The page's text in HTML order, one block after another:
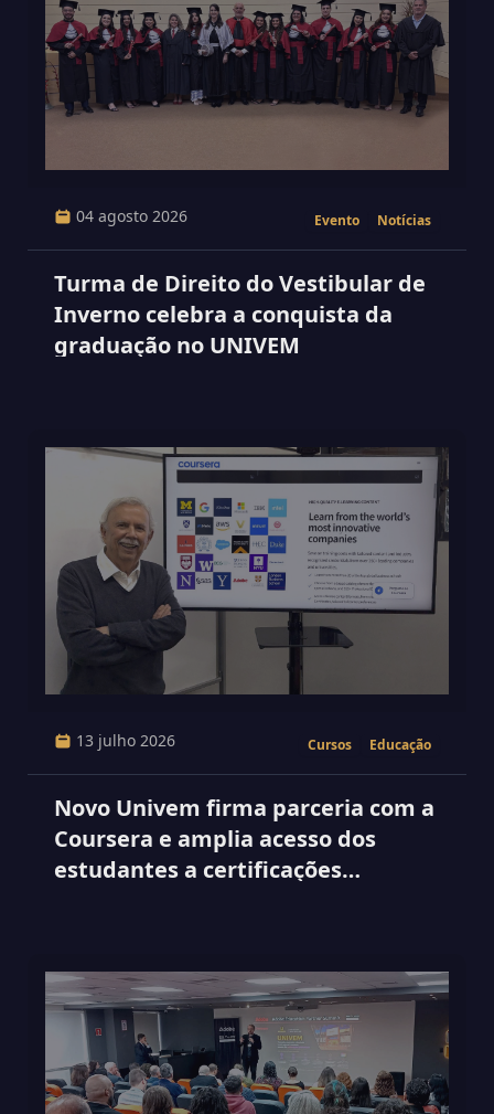
04 agosto 2026 Evento Notícias
Turma de Direito do Vestibular de
Inverno celebra a conquista da
graduação no UNIVEM
13 julho 2026 Cursos Educação
Novo Univem firma parceria com a
Coursera e amplia acesso dos
estudantes a certificações